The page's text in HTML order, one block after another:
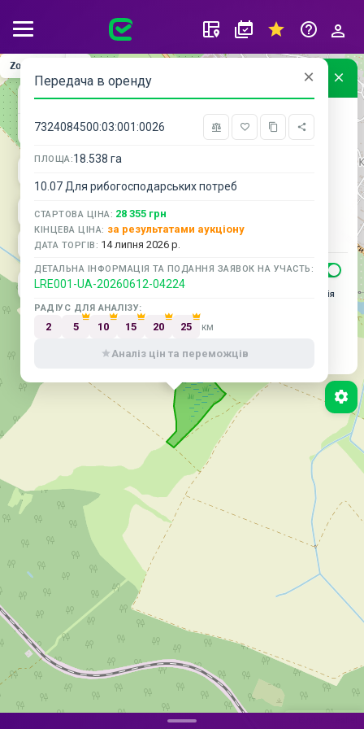
Zoom: 14
Прийом заявок
Підписання протоколу
Аукціон завершено
Не відбувся
РИЗИК ТЕРИТОРІЇ
Тимчасово окупована територія
Активні бойові дії
Деокупована територія
НЕБЕЗПЕЧНІ ТЕРИТОРІЇ
(ДСНС)
Кадастрова карта
+
−
Передача в оренду
7324084500:03:001:0026
ПЛОЩА:18.538 га
10.07 Для рибогосподарських потреб
СТАРТОВА ЦІНА: 28 355 грн
КІНЦЕВА ЦІНА: за результатами аукціону
ДАТА ТОРГІВ: 14 липня 2026 р.
ДЕТАЛЬНА ІНФОРМАЦІЯ ТА ПОДАННЯ ЗАЯВОК НА УЧАСТЬ:
LRE001-UA-20260612-04224
РАДІУС ДЛЯ АНАЛІЗУ:
2 5 10 15 20 25 км
Аналіз цін та переможців
×